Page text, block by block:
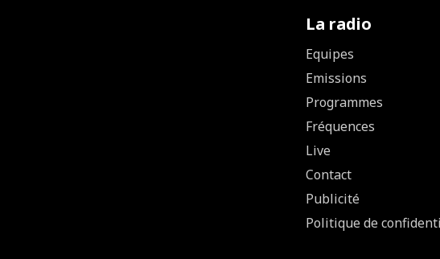
La radio
Equipes
Emissions
Programmes
Fréquences
Live
Contact
Publicité
Politique de